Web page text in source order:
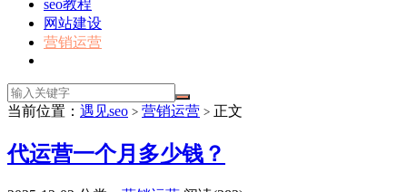
seo教程
网站建设
营销运营
当前位置： 遇见seo > 营销运营 > 正文
代运营一个月多少钱？